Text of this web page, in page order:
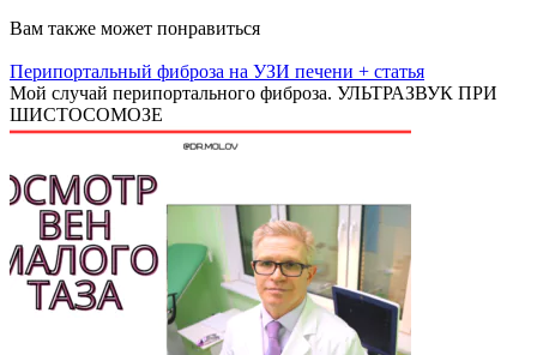
Вам также может понравиться
Перипортальный фиброза на УЗИ печени + статья
Мой случай перипортального фиброза. УЛЬТРАЗВУК ПРИ
ШИСТОСОМОЗЕ